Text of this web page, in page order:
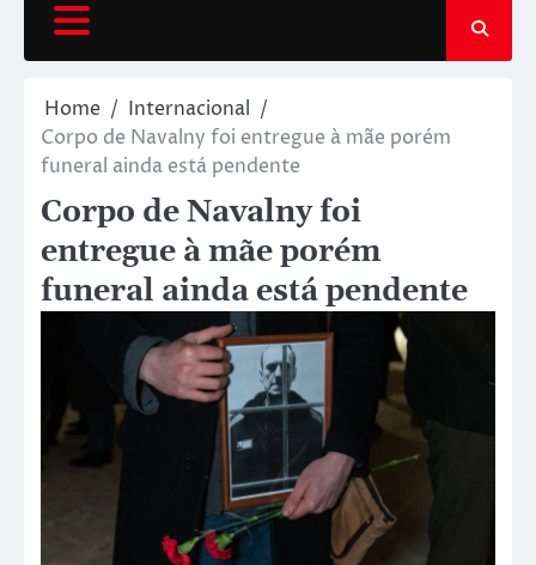
Home
Internacional
Corpo de Navalny foi entregue à mãe porém
funeral ainda está pendente
Corpo de Navalny foi
entregue à mãe porém
funeral ainda está pendente